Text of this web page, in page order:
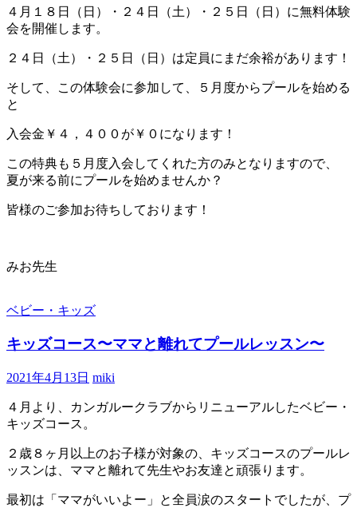
４月１８日（日）・２４日（土）・２５日（日）に無料体験
会を開催します。
２４日（土）・２５日（日）は定員にまだ余裕があります！
そして、この体験会に参加して、５月度からプールを始める
と
入会金￥４，４００が￥０になります！
この特典も５月度入会してくれた方のみとなりますので、
夏が来る前にプールを始めませんか？
皆様のご参加お待ちしております！
みお先生
ベビー・キッズ
キッズコース〜ママと離れてプールレッスン〜
2021年4月13日 miki
４月より、カンガルークラブからリニューアルしたベビー・
キッズコース。
２歳８ヶ月以上のお子様が対象の、キッズコースのプールレ
ッスンは、ママと離れて先生やお友達と頑張ります。
最初は「ママがいいよー」と全員涙のスタートでしたが、プ